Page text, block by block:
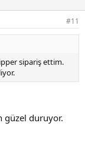
Fiyat
#11
sipariş ettim.
güzel duruyor.